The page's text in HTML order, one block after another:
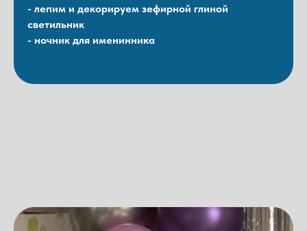
- лепим и декорируем зефирной глиной
светильник
- ночник для именинника